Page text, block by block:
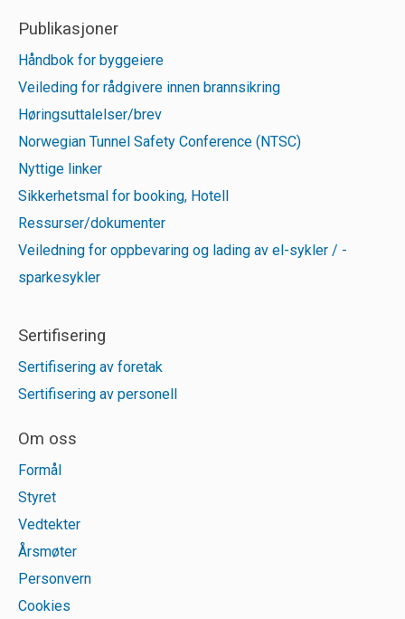
Publikasjoner
Håndbok for byggeiere
Veileding for rådgivere innen brannsikring
Høringsuttalelser/brev
Norwegian Tunnel Safety Conference (NTSC)
Nyttige linker
Sikkerhetsmal for booking, Hotell
Ressurser/dokumenter
Veiledning for oppbevaring og lading av el-sykler / -
sparkesykler
Sertifisering
Sertifisering av foretak
Sertifisering av personell
Om oss
Formål
Styret
Vedtekter
Årsmøter
Personvern
Cookies